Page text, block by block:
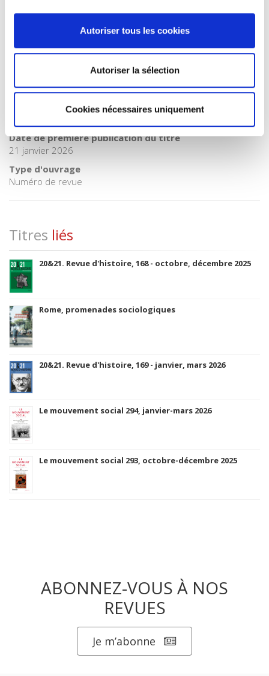
Autoriser tous les cookies
Autoriser la sélection
Cookies nécessaires uniquement
Internet Hierarchy>Histoire
BISAC Subject Heading
HIS000000 HISTORY > HIS054000 HISTORY / Social History >
HIS037070 HISTORY / Modern / 20th Century
BIC subject category (UK)
HB History > HBLW 20th century history: c 1900 to c 2000
Code publique Onix
Date de première publication du titre
21 janvier 2026
Type d'ouvrage
Numéro de revue
Titres liés
20&21. Revue d'histoire, 168 - octobre, décembre 2025
Rome, promenades sociologiques
20&21. Revue d'histoire, 169 - janvier, mars 2026
Le mouvement social 294, janvier-mars 2026
Le mouvement social 293, octobre-décembre 2025
ABONNEZ-VOUS À NOS
REVUES
Je m’abonne